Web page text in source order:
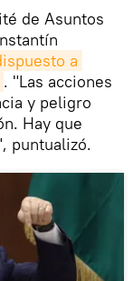
de Asuntos
a
. "Las acciones
y peligro
Hay que
puntualizó.